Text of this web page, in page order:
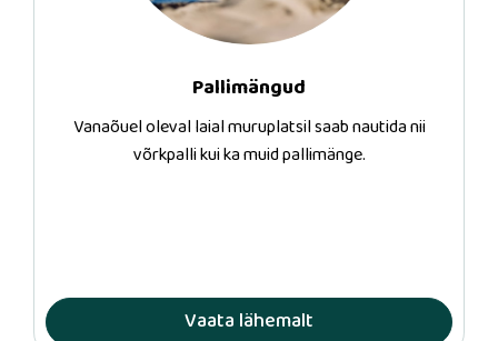
Pallimängud
Vanaõuel oleval laial muruplatsil saab nautida nii
võrkpalli kui ka muid pallimänge.
Vaata lähemalt